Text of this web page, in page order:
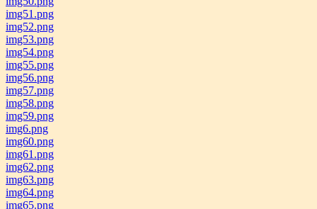
img51.png
img52.png
img53.png
img54.png
img55.png
img56.png
img57.png
img58.png
img59.png
img6.png
img60.png
img61.png
img62.png
img63.png
img64.png
img65.png